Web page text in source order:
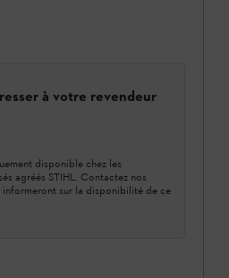
à votre revendeur
disponible chez les
agréés STIHL. Contactez nos
informeront sur la disponibilité de ce